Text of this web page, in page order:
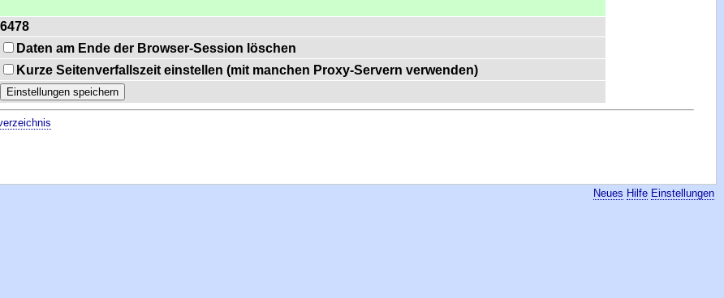
6478
Daten am Ende der Browser-Session löschen
Kurze Seitenverfallszeit einstellen (mit manchen Proxy-Servern verwenden)
Neues Hilfe Einstellungen